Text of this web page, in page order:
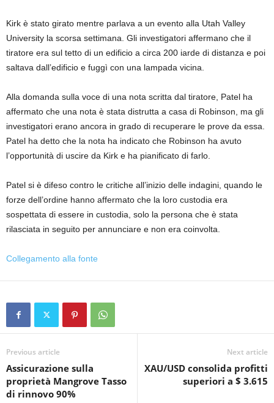
Kirk è stato girato mentre parlava a un evento alla Utah Valley
University la scorsa settimana. Gli investigatori affermano che il
tiratore era sul tetto di un edificio a circa 200 iarde di distanza e poi
saltava dall’edificio e fuggì con una lampada vicina.
Alla domanda sulla voce di una nota scritta dal tiratore, Patel ha
affermato che una nota è stata distrutta a casa di Robinson, ma gli
investigatori erano ancora in grado di recuperare le prove da essa.
Patel ha detto che la nota ha indicato che Robinson ha avuto
l’opportunità di uscire da Kirk e ha pianificato di farlo.
Patel si è difeso contro le critiche all’inizio delle indagini, quando le
forze dell’ordine hanno affermato che la loro custodia era
sospettata di essere in custodia, solo la persona che è stata
rilasciata in seguito per annunciare e non era coinvolta.
Collegamento alla fonte
Previous article
Assicurazione sulla
proprietà Mangrove Tasso
di rinnovo 90%
Next article
XAU/USD consolida profitti
superiori a $ 3.615